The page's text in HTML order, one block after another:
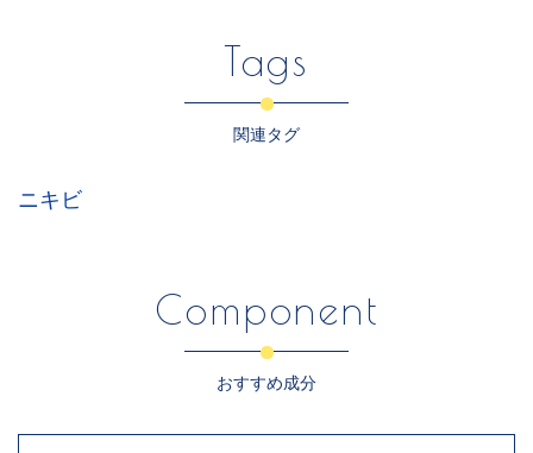
Tags
関連タグ
ニキビ
Component
おすすめ成分